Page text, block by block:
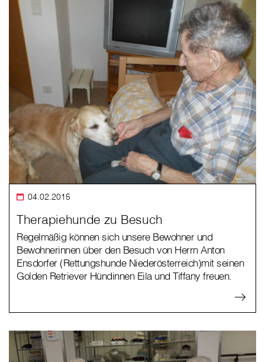
04.02.2015
Therapiehunde zu Besuch
Regelmäßig können sich unsere Bewohner und
Bewohnerinnen über den Besuch von Herrn Anton
Ensdorfer (Rettungshunde Niederösterreich)mit seinen
Golden Retriever Hündinnen Eila und Tiffany freuen.